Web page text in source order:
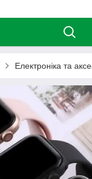
Електроніка та